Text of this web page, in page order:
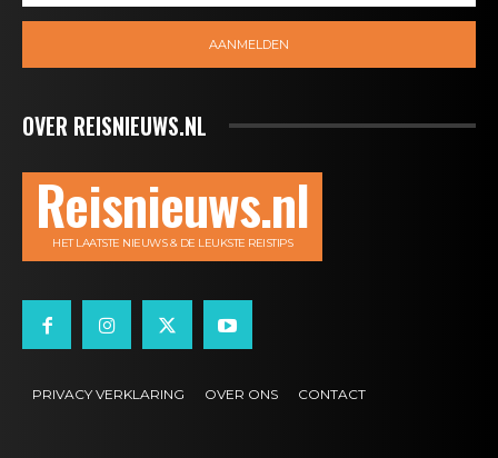
AANMELDEN
OVER REISNIEUWS.NL
Reisnieuws.nl
HET LAATSTE NIEUWS & DE LEUKSTE REISTIPS
PRIVACY VERKLARING OVER ONS CONTACT